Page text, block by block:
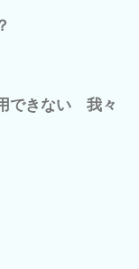
できない 我々